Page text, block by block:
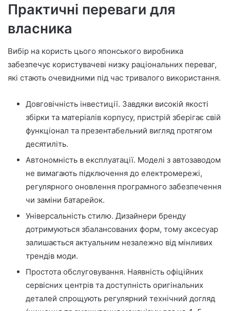
Практичні переваги для
власника
Вибір на користь цього японського виробника
забезпечує користувачеві низку раціональних переваг,
які стають очевидними під час тривалого використання.
Довговічність інвестиції. Завдяки високій якості
збірки та матеріалів корпусу, пристрій зберігає свій
функціонал та презентабельний вигляд протягом
десятиліть.
Автономність в експлуатації. Моделі з автозаводом
не вимагають підключення до електромережі,
регулярного оновлення програмного забезпечення
чи заміни батарейок.
Універсальність стилю. Дизайнери бренду
дотримуються збалансованих форм, тому аксесуар
залишається актуальним незалежно від мінливих
трендів моди.
Простота обслуговування. Наявність офіційних
сервісних центрів та доступність оригінальних
деталей спрощують регулярний технічний догляд